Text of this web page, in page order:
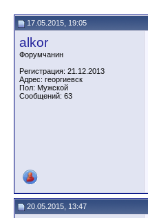
17.05.2015, 19:05
alkor
Форумчанин
Регистрация: 21.12.2013
Адрес: георгиевск
Пол: Мужской
Сообщений: 63
20.05.2015, 13:47